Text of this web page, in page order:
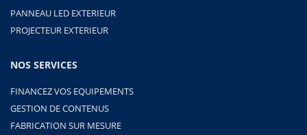
PANNEAU LED EXTERIEUR
PROJECTEUR EXTERIEUR
NOS SERVICES
FINANCEZ VOS EQUIPEMENTS
GESTION DE CONTENUS
FABRICATION SUR MESURE